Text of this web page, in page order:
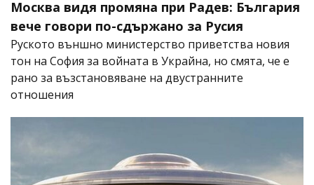
Москва видя промяна при Радев: България
вече говори по-сдържано за Русия
Руското външно министерство приветства новия
тон на София за войната в Украйна, но смята, че е
рано за възстановяване на двустранните
отношения